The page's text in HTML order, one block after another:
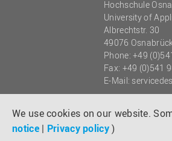
We use cookies on our website.
notice | Privacy policy)
Hochschule
University of
Albrechtstr. 30
49076
Phone: +49
Fax: +49 (0)541
E-Mail:
UNIVERSITY OF